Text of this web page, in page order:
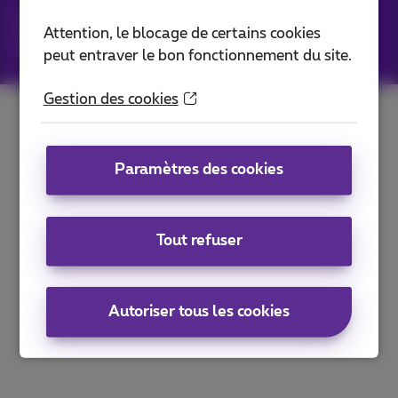
Attention, le blocage de certains cookies
peut entraver le bon fonctionnement du site.
Gestion des cookies
Paramètres des cookies
Tout refuser
Autoriser tous les cookies
Proximus Group
|Telindus
| Sitemap